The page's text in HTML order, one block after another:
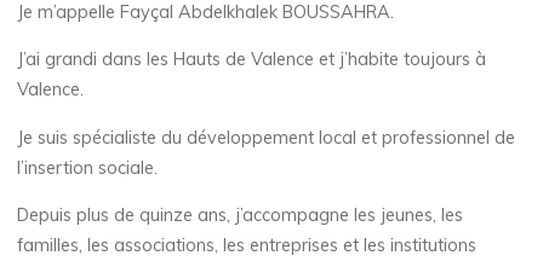
Je m’appelle Fayçal Abdelkhalek BOUSSAHRA.
J’ai grandi dans les Hauts de Valence et j’habite toujours à
Valence.
Je suis spécialiste du développement local et professionnel de
l’insertion sociale.
Depuis plus de quinze ans, j’accompagne les jeunes, les
familles, les associations, les entreprises et les institutions